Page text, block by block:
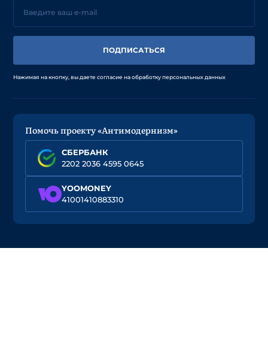
ПОДПИСАТЬСЯ
Нажимая на кнопку, вы даете согласие на обработку персональных данных
Помочь проекту «Антимодернизм»
СБЕРБАНК
2202 2036 4595 0645
YOOMONEY
41001410883310